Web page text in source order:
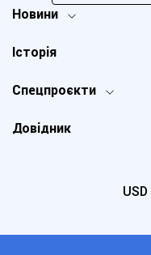
Новини
Спецпроєкти
Історія
Довідник
USD